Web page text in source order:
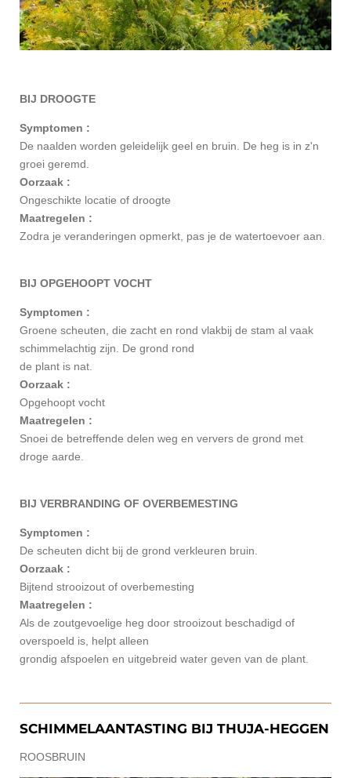
BIJ DROOGTE
Symptomen :
De naalden worden geleidelijk geel en bruin. De heg is in z'n
groei geremd.
Oorzaak :
Ongeschikte locatie of droogte
Maatregelen :
Zodra je veranderingen opmerkt, pas je de watertoevoer aan.
BIJ OPGEHOOPT VOCHT
Symptomen :
Groene scheuten, die zacht en rond vlakbij de stam al vaak
schimmelachtig zijn. De grond rond
de plant is nat.
Oorzaak :
Opgehoopt vocht
Maatregelen :
Snoei de betreffende delen weg en ververs de grond met
droge aarde.
BIJ VERBRANDING OF OVERBEMESTING
Symptomen :
De scheuten dicht bij de grond verkleuren bruin.
Oorzaak :
Bijtend strooizout of overbemesting
Maatregelen :
Als de zoutgevoelige heg door strooizout beschadigd of
overspoeld is, helpt alleen
grondig afspoelen en uitgebreid water geven van de plant.
SCHIMMELAANTASTING BIJ THUJA-HEGGEN
ROOSBRUIN